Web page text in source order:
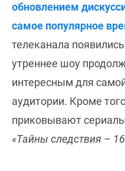
обновлением
самое популярное
телеканала
утреннее шоу
интересным для
аудитории. Кроме
приковывают
«Тайны следствия –